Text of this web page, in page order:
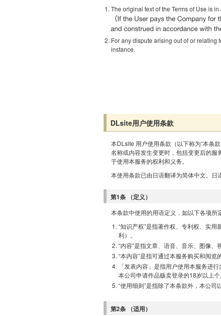
The original text of the Terms of Use is
For any dispute arising out of or relating
instance.
DLsite用户使用条款
本DLsite 用户使用条款（以下称为“本条
名称或内容发生变更时，包括变更后的服
于使用本服务的权利和义务。
本使用条款已由日语翻译为简体中文。
第1条 （定义）
本条款中使用的用语定义，如以下各项所
“知识产权”是指著作权、专利权、实
利）。
“内容”是指文章、语音、音乐、图像
“本内容”是指可通过本服务购买和阅
「发表内容」是指用户使用本服务进
本公司申请作品贩卖登录的18岁以上
“使用细则”是指除了本条款外，本公司
第2条 （适用）